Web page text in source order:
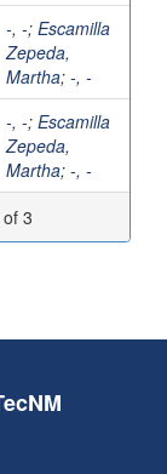
-, -; Escamilla
Zepeda,
Martha; -, -
-, -; Escamilla
Zepeda,
Martha; -, -
3